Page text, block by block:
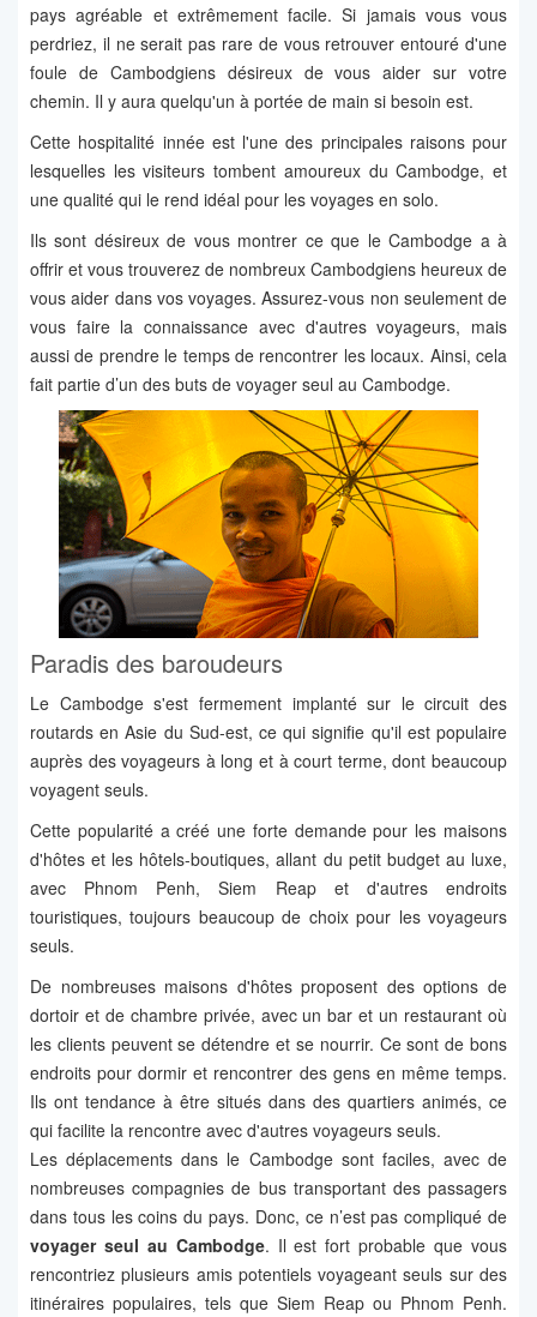
pays agréable et extrêmement facile. Si jamais vous vous
perdriez, il ne serait pas rare de vous retrouver entouré d'une
foule de Cambodgiens désireux de vous aider sur votre
chemin. Il y aura quelqu'un à portée de main si besoin est.
Cette hospitalité innée est l'une des principales raisons pour
lesquelles les visiteurs tombent amoureux du Cambodge, et
une qualité qui le rend idéal pour les voyages en solo.
Ils sont désireux de vous montrer ce que le Cambodge a à
offrir et vous trouverez de nombreux Cambodgiens heureux de
vous aider dans vos voyages. Assurez-vous non seulement de
vous faire la connaissance avec d'autres voyageurs, mais
aussi de prendre le temps de rencontrer les locaux. Ainsi, cela
fait partie d’un des buts de voyager seul au Cambodge.
Paradis des baroudeurs
Le Cambodge s'est fermement implanté sur le circuit des
routards en Asie du Sud-est, ce qui signifie qu'il est populaire
auprès des voyageurs à long et à court terme, dont beaucoup
voyagent seuls.
Cette popularité a créé une forte demande pour les maisons
d'hôtes et les hôtels-boutiques, allant du petit budget au luxe,
avec Phnom Penh, Siem Reap et d'autres endroits
touristiques, toujours beaucoup de choix pour les voyageurs
seuls.
De nombreuses maisons d'hôtes proposent des options de
dortoir et de chambre privée, avec un bar et un restaurant où
les clients peuvent se détendre et se nourrir. Ce sont de bons
endroits pour dormir et rencontrer des gens en même temps.
Ils ont tendance à être situés dans des quartiers animés, ce
qui facilite la rencontre avec d'autres voyageurs seuls.
Les déplacements dans le Cambodge sont faciles, avec de
nombreuses compagnies de bus transportant des passagers
dans tous les coins du pays. Donc, ce n’est pas compliqué de
voyager seul au Cambodge. Il est fort probable que vous
rencontriez plusieurs amis potentiels voyageant seuls sur des
itinéraires populaires, tels que Siem Reap ou Phnom Penh.